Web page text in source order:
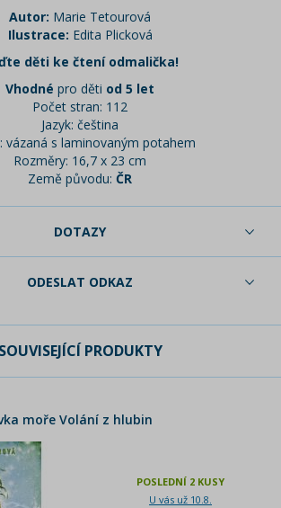
Autor: Marie Tetourová
Ilustrace: Edita Plicková
děti ke čtení odmalička!
Vhodné pro děti od 5 let
Počet stran: 112
Jazyk: čeština
vázaná s laminovaným potahem
Rozměry: 16,7 x 23 cm
Země původu: ČR
DOTAZY
ODESLAT ODKAZ
SOUVISEJÍCÍ PRODUKTY
moře Volání z hlubin
POSLEDNÍ 2 KUSY
U vás už 10.8.